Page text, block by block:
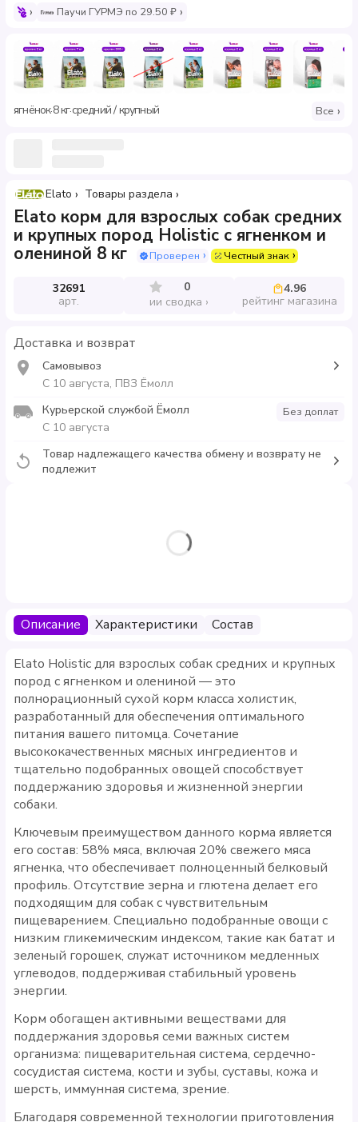
Паучи ГУРМЭ по 29.50 ₽
ягнёнок·8 кг·средний / крупный Все
Elato Товары раздела
Elato корм для взрослых собак средних
и крупных пород Holistic с ягненком и
олениной 8 кг
Проверен Честный знак
32691
арт.
0
ии сводка
4.96
рейтинг магазина
Доставка и возврат
Самовывоз
С 10 августа, ПВЗ Ёмолл
Курьерской службой Ёмолл
С 10 августа
Без доплат
Товар надлежащего качества обмену и возврату не
подлежит
Описание Характеристики Состав
Elato Holistic для взрослых собак средних и крупных
пород с ягненком и олениной — это
полнорационный сухой корм класса холистик,
разработанный для обеспечения оптимального
питания вашего питомца. Сочетание
высококачественных мясных ингредиентов и
тщательно подобранных овощей способствует
поддержанию здоровья и жизненной энергии
собаки.
Ключевым преимуществом данного корма является
его состав: 58% мяса, включая 20% свежего мяса
ягненка, что обеспечивает полноценный белковый
профиль. Отсутствие зерна и глютена делает его
подходящим для собак с чувствительным
пищеварением. Специально подобранные овощи с
низким гликемическим индексом, такие как батат и
зеленый горошек, служат источником медленных
углеводов, поддерживая стабильный уровень
энергии.
Корм обогащен активными веществами для
поддержания здоровья семи важных систем
организма: пищеварительная система, сердечно-
сосудистая система, кости и зубы, суставы, кожа и
шерсть, иммунная система, зрение.
Благодаря современной технологии приготовления